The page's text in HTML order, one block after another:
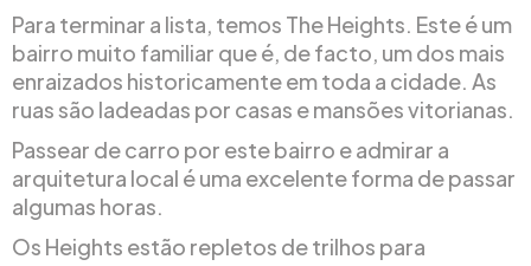
Para terminar a lista, temos The Heights. Este é um
bairro muito familiar que é, de facto, um dos mais
enraizados historicamente em toda a cidade. As
ruas são ladeadas por casas e mansões vitorianas.
Passear de carro por este bairro e admirar a
arquitetura local é uma excelente forma de passar
algumas horas.
Os Heights estão repletos de trilhos para